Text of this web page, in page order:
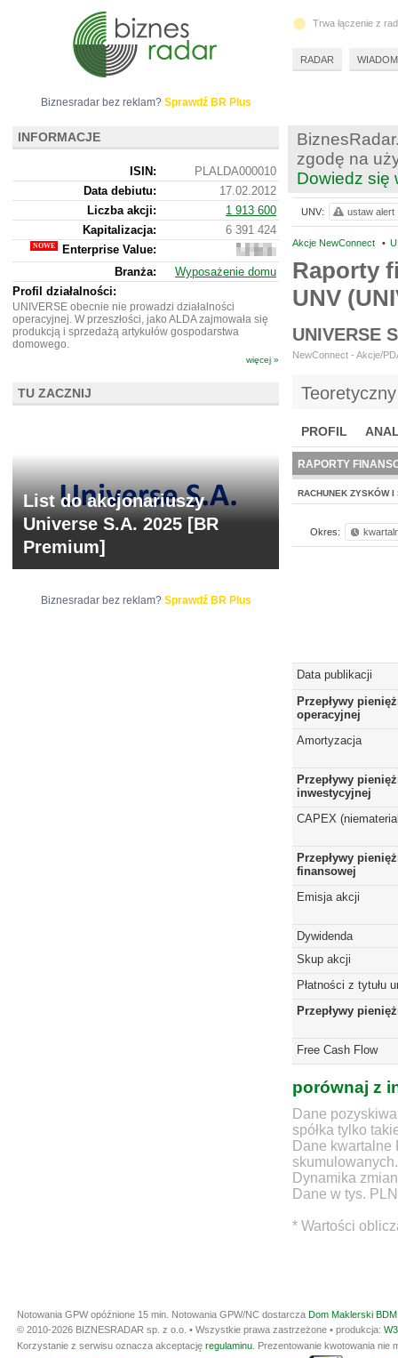
zgodę na
Dowiedz się
Akcje NewConnect •
Raporty
UNV
UNIVERSE
NewConnect - Akcje/
PROFIL
BR LAB
RAPORTY
RACHUNEK ZYSKÓW I
Okres:
Data publikacji
Przepływy
operacyjnej
Amortyzacja
Przepływy
inwestycyjnej
CAPEX
Przepływy
finansowej
Emisja akcji
Dywidenda
Skup akcji
Płatności z tytułu
Przepływy
Free Cash Flow
porównaj z
Dane
spółka tylko
Dane
skumulowanych.
Dynamika
Dane w tys. PLN
* Wartości
UNV: ustaw alert
Biznesradar bez reklam? Sprawdź BR Plus
INFORMACJE
ISIN:
PLALDA000010
Data debiutu:
17.02.2012
Liczba akcji:
1 913 600
Kapitalizacja:
6 391 424
Enterprise Value:
6
411 424
Branża:
Wyposażenie domu
Profil działalności:
UNIVERSE obecnie nie prowadzi działalności
operacyjnej. W przeszłości, jako ALDA zajmowała się
produkcją i sprzedażą artykułów gospodarstwa
domowego.
więcej »
TU ZACZNIJ
List do akcjonariuszy
Universe S.A. 2025 [BR
Premium]
Biznesradar bez reklam? Sprawdź BR Plus
Trwa łączenie z
RADAR
Notowania GPW opóźnione 15 min. Notowania GPW/NC dostarcza Dom Maklerski
© 2010-2026 BIZNESRADAR sp. z o.o. • Wszystkie prawa zastrzeżone • produkcja:
Korzystanie z serwisu oznacza akceptację regulaminu . Prezentowanie kwotowania